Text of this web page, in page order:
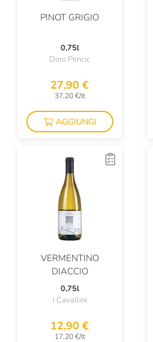
Idromele Dei Taurini
Il Convento
Il Frutto Permesso
Il Paradiso Di Manfredi
Il Poggione
Il Vinco
Itala Pilsen
Italicus
Ka Mancine
PINOT GRIGIO
0,75l
Doro Princic
27,90 €
37,20 €/lt
AGGIUNGI
VERMENTINO
DIACCIO
0,75l
I Cavallini
12,90 €
17,20 €/lt